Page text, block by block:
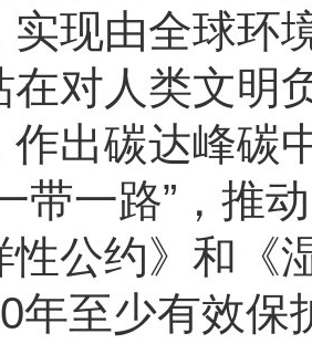
实现由全球环
在对人类文明
作出碳达峰碳
带一路”，推
性公约》和《
年至少有效保